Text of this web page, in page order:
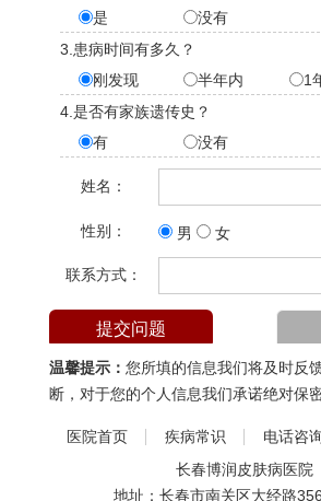
是
没有
3.患病时间有多久？
刚发现
半年内
1
4.是否有家族遗传史？
有
没有
姓名：
性别： 男 女
联系方式：
温馨提示： 您所填的信息我们将及时反
断，对于您的个人信息我们承诺绝对保
医院首页 疾病常识 电话咨
长春博润皮肤病医院
地址：长春市南关区大经路